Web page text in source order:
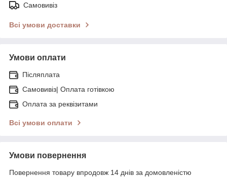
Самовивіз
Всі умови доставки
Умови оплати
Післяплата
Самовивіз| Оплата готівкою
Оплата за реквізитами
Всі умови оплати
Умови повернення
Повернення товару впродовж 14 днів за домовленістю